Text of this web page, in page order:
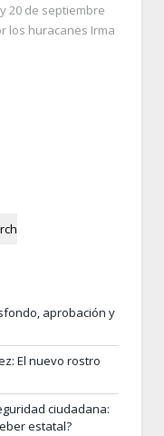
20 de septiembre
los huracanes Irma
aprobación y
El nuevo rostro
ciudadana:
estatal?